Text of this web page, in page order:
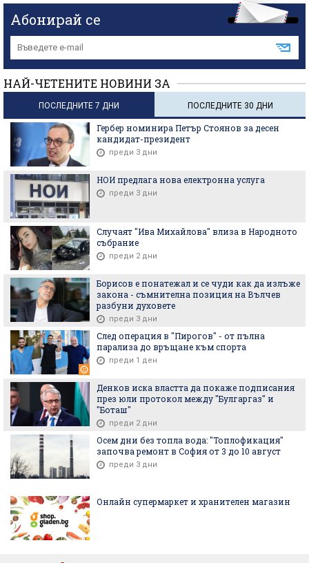
Абонирай се
НАЙ-ЧЕТЕНИТЕ НОВИНИ ЗА
ПОСЛЕДНИТЕ 7 ДНИ ПОСЛЕДНИТЕ 30 ДНИ
Гербер номинира Петър Стоянов за десен
кандидат-президент
преди 3 дни
НОИ предлага нова електронна услуга
преди 3 дни
Случаят "Ива Михайлова" влиза в Народното
събрание
преди 2 дни
Борисов е понатежал и се чуди как да излъже
закона - съмнителна позиция на Вълчев
разбуни духовете
преди 3 дни
След операция в "Пирогов" - от пълна
парализа до връщане към спорта
преди 1 ден
Денков иска властта да покаже подписания
през юли протокол между "Булгаргаз" и
"Боташ"
преди 2 дни
Осем дни без топла вода: "Топлофикация"
започва ремонт в София от 3 до 10 август
преди 3 дни
Онлайн супермаркет и хранителен магазин